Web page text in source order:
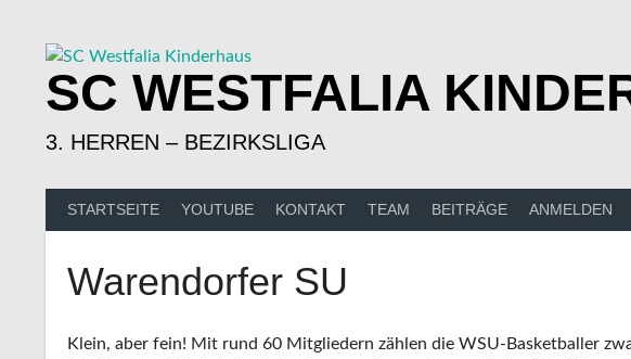
SC WESTFALIA
3. HERREN – BEZIRKSLIGA
STARTSEITE YOUTUBE KONTAKT TEAM BEITRÄGE ANMELDEN
Warendorfer SU
Klein, aber fein! Mit rund 60 Mitgliedern zählen die WSU-Basketballer